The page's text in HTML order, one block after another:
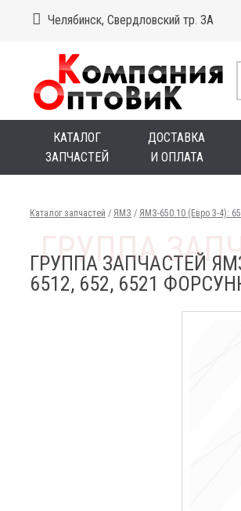
Челябинск, Свердловский тр. 3А
КАТАЛОГ
ЗАПЧАСТЕЙ
ДОСТАВКА
И ОПЛАТА
Каталог запчастей / ЯМЗ / ЯМЗ-650.10 (Евро 3-4):
ГРУППА ЗАПЧАСТЕЙ ЯМЗ
6512, 652, 6521